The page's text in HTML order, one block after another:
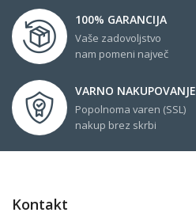
100% GARANCIJA
Vaše zadovoljstvo
nam pomeni največ
VARNO NAKUPOVANJE
Popolnoma varen (SSL)
nakup brez skrbi
Kontakt